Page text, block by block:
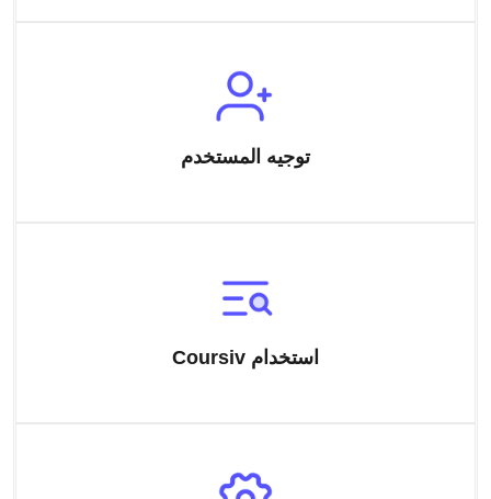
توجيه المستخدم
استخدام Coursiv